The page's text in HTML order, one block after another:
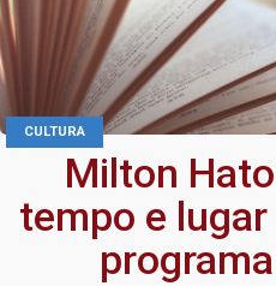
CULTURA
Milton
tempo e